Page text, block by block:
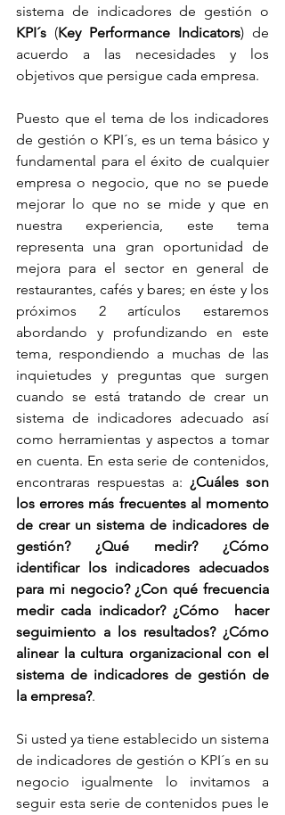
KPI´s (Key Performance Indicators) de
acuerdo a las necesidades y los
objetivos que persigue cada empresa.
Puesto que el tema de los indicadores
de gestión o KPI´s, es un tema básico y
fundamental para el éxito de cualquier
empresa o negocio, que no se puede
mejorar lo que no se mide y que en
nuestra experiencia, este tema
representa una gran oportunidad de
mejora para el sector en general de
restaurantes, cafés y bares; en éste y los
próximos 2 artículos estaremos
abordando y profundizando en este
tema, respondiendo a muchas de las
inquietudes y preguntas que surgen
cuando se está tratando de crear un
sistema de indicadores adecuado así
como herramientas y aspectos a tomar
en cuenta. En esta serie de contenidos,
encontraras respuestas a: ¿Cuáles son
los errores más frecuentes al momento
de crear un sistema de indicadores de
gestión? ¿Qué medir? ¿Cómo
identificar los indicadores adecuados
para mi negocio? ¿Con qué frecuencia
medir cada indicador? ¿Cómo  hacer
seguimiento a los resultados? ¿Cómo
alinear la cultura organizacional con el
sistema de indicadores de gestión de
la empresa?.
Si usted ya tiene establecido un sistema
de indicadores de gestión o KPI´s en su
negocio igualmente lo invitamos a
seguir esta serie de contenidos pues le